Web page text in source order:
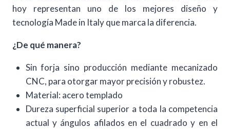
hoy representan uno de los mejores diseño y
tecnología Made in Italy que marca la diferencia.
¿De qué manera?
Sin forja sino producción mediante mecanizado
CNC, para otorgar mayor precisión y robustez.
Material: acero templado
Dureza superficial superior a toda la competencia
actual y ángulos afilados en el cuadrado y en el